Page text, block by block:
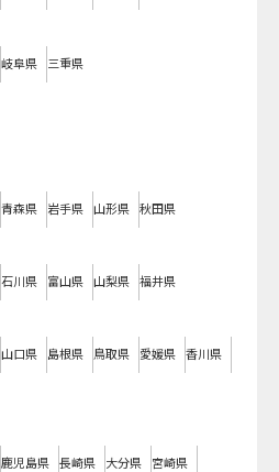
岐阜県 三重県
青森県 岩手県 山形県 秋田県
石川県 富山県 山梨県 福井県
山口県 島根県 鳥取県 愛媛県 香川県
鹿児島県 長崎県 大分県 宮崎県